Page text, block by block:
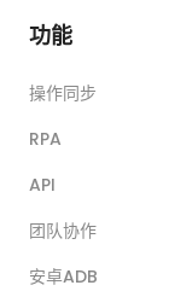
功能
操作同步
RPA
API
团队协作
安卓ADB